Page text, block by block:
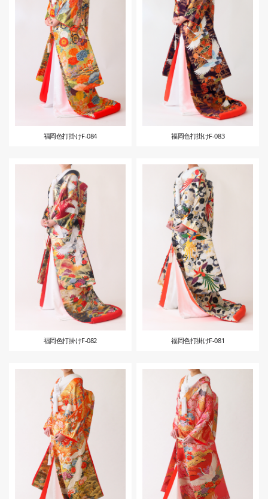
福岡色打掛けF-084 福岡色打掛けF-083
福岡色打掛けF-082 福岡色打掛けF-081